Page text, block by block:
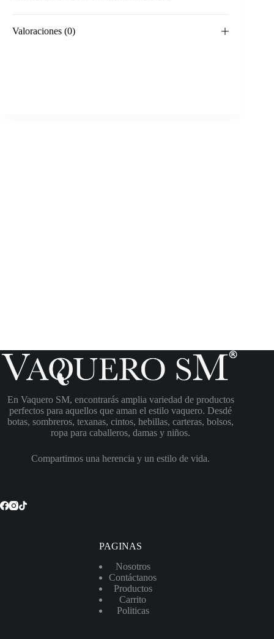
Valoraciones (0)
En Vaquero SM, encontrarás amplia variedad de productos
perfectos para aquellos que aman el estilo vaquero. Desdé
botas, sombreros, texanas, cintos, hebillas, carteras, bolsos,
ropa para caballeros, damas y niños.
Compartimos una herencia y un estilo de vida.
PAGINAS
Nosotros
Contáctanos
Productos
Carrito
Politicas